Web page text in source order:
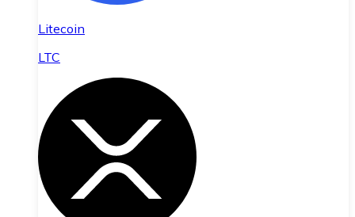
Litecoin
LTC